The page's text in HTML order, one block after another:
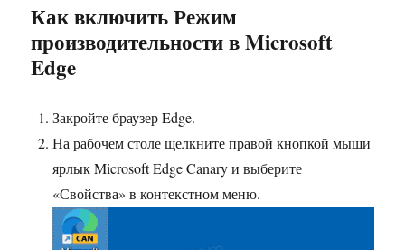
Как включить Режим
производительности в Microsoft
Edge
Закройте браузер Edge.
На рабочем столе щелкните правой кнопкой мыши
ярлык Microsoft Edge Canary и выберите
«Свойства» в контекстном меню.